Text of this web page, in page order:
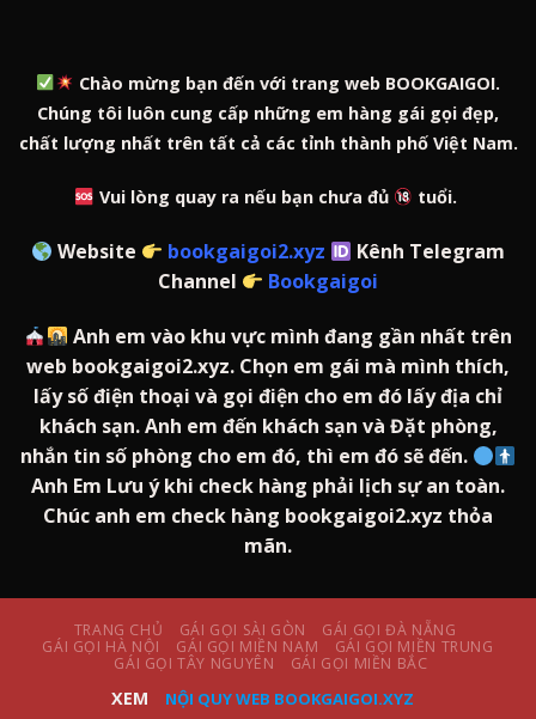
Chào mừng bạn đến với trang web BOOKGAIGOI.
Chúng tôi luôn cung cấp những em hàng gái gọi đẹp,
chất lượng nhất trên tất cả các tỉnh thành phố Việt Nam.
Vui lòng quay ra nếu bạn chưa đủ tuổi.
Website bookgaigoi2.xyz
Kênh Telegram
Channel
Bookgaigoi
Anh em vào khu vực mình đang gần nhất trên
web bookgaigoi2.xyz. Chọn em gái mà mình thích,
lấy số điện thoại và gọi điện cho em đó lấy địa chỉ
khách sạn. Anh em đến khách sạn và Đặt phòng,
nhắn tin số phòng cho em đó, thì em đó sẽ đến.
Anh Em Lưu ý khi check hàng phải lịch sự an toàn.
Chúc anh em check hàng bookgaigoi2.xyz thỏa
mãn.
TRANG CHỦ GÁI GỌI SÀI GÒN
GÁI GỌI ĐÀ NẴNG
GÁI GỌI HÀ NỘI
GÁI GỌI MIỀN NAM
GÁI GỌI MIỀN TRUNG
GÁI GỌI TÂY NGUYÊN
GÁI GỌI MIỀN BẮC
XEM NỘI QUY WEB BOOKGAIGOI.XYZ